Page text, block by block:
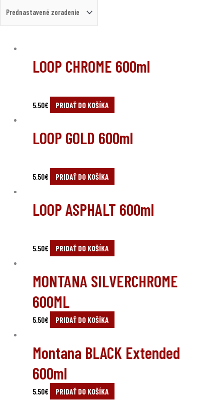
LOOP CHROME 600ml
5.50€ PRIDAŤ DO KOŠÍKA
LOOP GOLD 600ml
5.50€ PRIDAŤ DO KOŠÍKA
LOOP ASPHALT 600ml
5.50€ PRIDAŤ DO KOŠÍKA
MONTANA SILVERCHROME
600ML
5.50€ PRIDAŤ DO KOŠÍKA
Montana BLACK Extended
600ml
5.50€ PRIDAŤ DO KOŠÍKA